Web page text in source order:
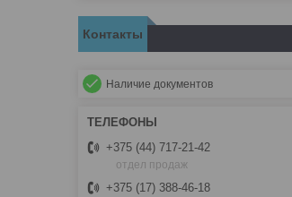
Контакты
Наличие документов
+375 (44) 717-21-42
отдел продаж
+375 (17) 388-46-18